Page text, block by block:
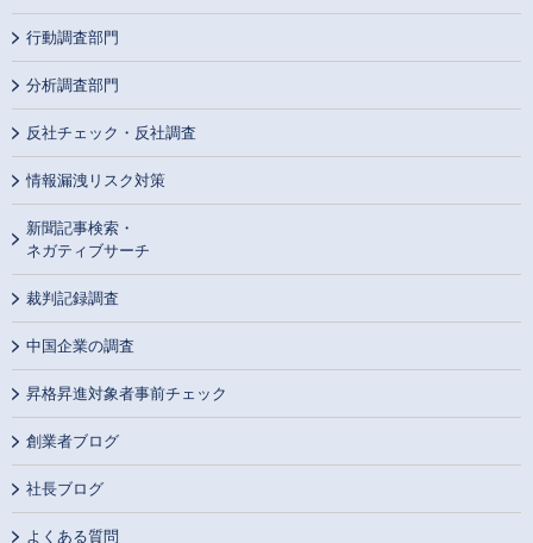
行動調査部門
分析調査部門
反社チェック・反社調査
情報漏洩リスク対策
新聞記事検索・
ネガティブサーチ
裁判記録調査
中国企業の調査
昇格昇進対象者事前チェック
創業者ブログ
社長ブログ
よくある質問